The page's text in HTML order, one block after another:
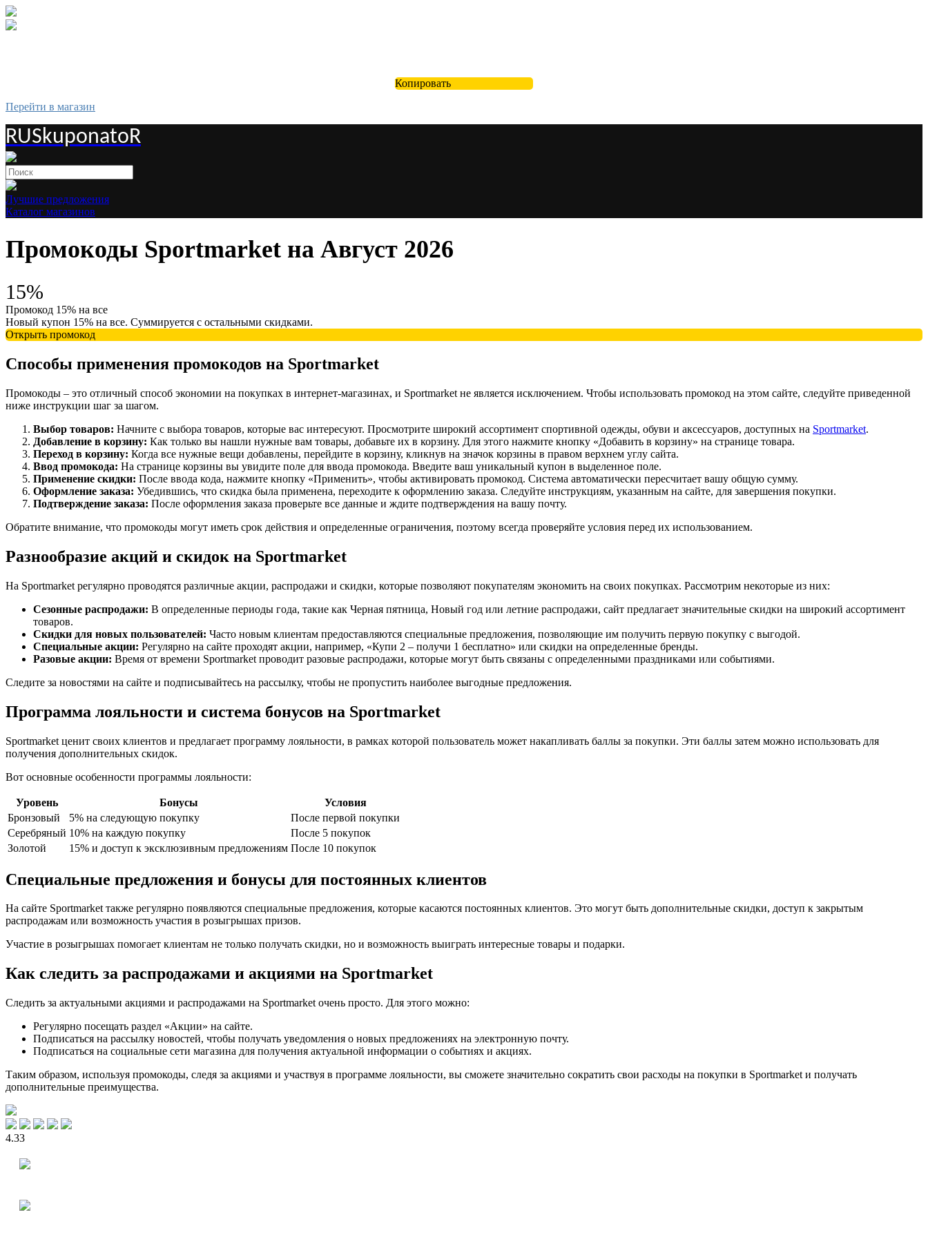
Копировать
Перейти в магазин
RUSkuponatoR
Лучшие предложения
Каталог магазинов
Промокоды Sportmarket на Август 2026
15%
Промокод 15% на все
Новый купон 15% на все. Суммируется с остальными скидками.
Открыть промокод
Способы применения промокодов на Sportmarket
Промокоды – это отличный способ экономии на покупках в интернет-магазинах, и Sportmarket не является исключением. Чтобы использовать промокод на этом сайте, следуйте приведенной
ниже инструкции шаг за шагом.
Выбор товаров: Начните с выбора товаров, которые вас интересуют. Просмотрите широкий ассортимент спортивной одежды, обуви и аксессуаров, доступных на Sportmarket.
Добавление в корзину: Как только вы нашли нужные вам товары, добавьте их в корзину. Для этого нажмите кнопку «Добавить в корзину» на странице товара.
Переход в корзину: Когда все нужные вещи добавлены, перейдите в корзину, кликнув на значок корзины в правом верхнем углу сайта.
Ввод промокода: На странице корзины вы увидите поле для ввода промокода. Введите ваш уникальный купон в выделенное поле.
Применение скидки: После ввода кода, нажмите кнопку «Применить», чтобы активировать промокод. Система автоматически пересчитает вашу общую сумму.
Оформление заказа: Убедившись, что скидка была применена, переходите к оформлению заказа. Следуйте инструкциям, указанным на сайте, для завершения покупки.
Подтверждение заказа: После оформления заказа проверьте все данные и ждите подтверждения на вашу почту.
Обратите внимание, что промокоды могут иметь срок действия и определенные ограничения, поэтому всегда проверяйте условия перед их использованием.
Разнообразие акций и скидок на Sportmarket
На Sportmarket регулярно проводятся различные акции, распродажи и скидки, которые позволяют покупателям экономить на своих покупках. Рассмотрим некоторые из них:
Сезонные распродажи: В определенные периоды года, такие как Черная пятница, Новый год или летние распродажи, сайт предлагает значительные скидки на широкий ассортимент
товаров.
Скидки для новых пользователей: Часто новым клиентам предоставляются специальные предложения, позволяющие им получить первую покупку с выгодой.
Специальные акции: Регулярно на сайте проходят акции, например, «Купи 2 – получи 1 бесплатно» или скидки на определенные бренды.
Разовые акции: Время от времени Sportmarket проводит разовые распродажи, которые могут быть связаны с определенными праздниками или событиями.
Следите за новостями на сайте и подписывайтесь на рассылку, чтобы не пропустить наиболее выгодные предложения.
Программа лояльности и система бонусов на Sportmarket
Sportmarket ценит своих клиентов и предлагает программу лояльности, в рамках которой пользователь может накапливать баллы за покупки. Эти баллы затем можно использовать для
получения дополнительных скидок.
Вот основные особенности программы лояльности:
Уровень Бонусы
Условия
Бронзовый
5% на следующую покупку
После первой покупки
Серебряный 10% на каждую покупку
После 5 покупок
Золотой
15% и доступ к эксклюзивным предложениям После 10 покупок
Специальные предложения и бонусы для постоянных клиентов
На сайте Sportmarket также регулярно появляются специальные предложения, которые касаются постоянных клиентов. Это могут быть дополнительные скидки, доступ к закрытым
распродажам или возможность участия в розыгрышах призов.
Участие в розыгрышах помогает клиентам не только получать скидки, но и возможность выиграть интересные товары и подарки.
Как следить за распродажами и акциями на Sportmarket
Следить за актуальными акциями и распродажами на Sportmarket очень просто. Для этого можно:
Регулярно посещать раздел «Акции» на сайте.
Подписаться на рассылку новостей, чтобы получать уведомления о новых предложениях на электронную почту.
Подписаться на социальные сети магазина для получения актуальной информации о событиях и акциях.
Таким образом, используя промокоды, следя за акциями и участвуя в программе лояльности, вы сможете значительно сократить свои расходы на покупки в Sportmarket и получать
дополнительные преимущества.
4.33